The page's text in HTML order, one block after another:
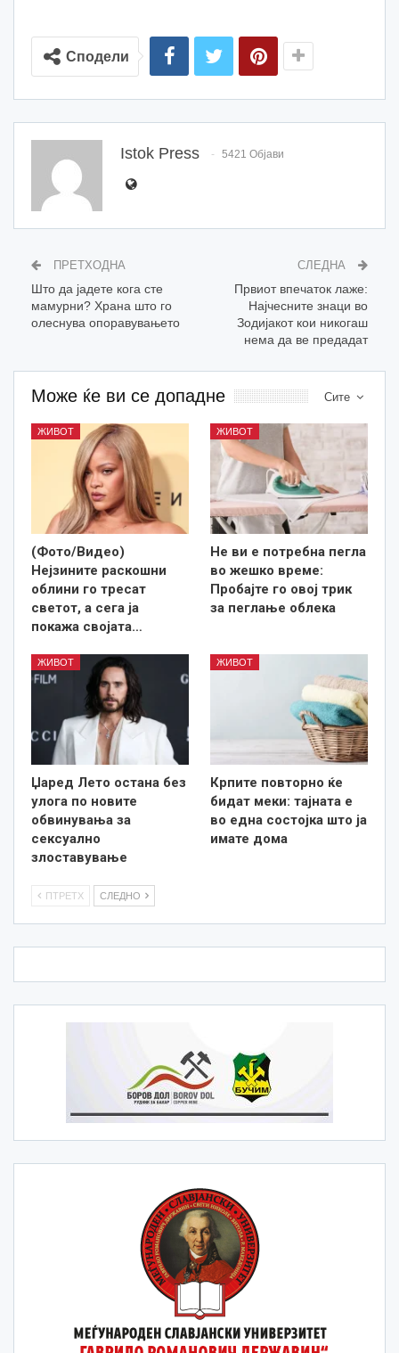
Сподели
Istok Press 5421 Објави
ПРЕТХОДНА
Што да јадете кога сте
мамурни? Храна што го
олеснува опоравувањето
СЛЕДНА
Првиот впечаток лаже:
Најчесните знаци во
Зодијакот кои никогаш
нема да ве предадат
Сите
Може ќе ви се допадне
ЖИВОТ
(Фото/Видео)
Нејзините раскошни
облини го тресат
светот, а сега ја
покажа својата…
ЖИВОТ
Не ви е потребна пегла
во жешко време:
Пробајте го овој трик
за пеглање облека
ЖИВОТ
Џаред Лето остана без
улога по новите
обвинувања за
сексуално
злоставување
ЖИВОТ
Крпите повторно ќе
бидат меки: тајната е
во една состојка што ја
имате дома
ПТРЕТХ СЛЕДНО